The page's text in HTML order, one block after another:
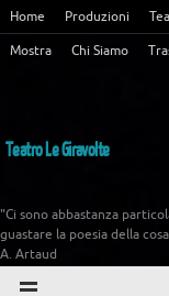
Home Produzioni
Mostra
Chi Siamo
Teatro Le Giravolte
"Ci sono abbastanza
guastare la poesia della
A. Artaud